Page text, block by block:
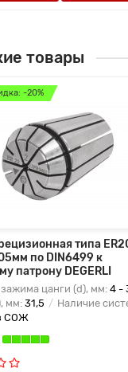
товары
-20%
типа
по DIN6499 к
патрону DEGERLI
цанги (d), мм: 4 -
мм: 31,5
Наличие
СОЖ